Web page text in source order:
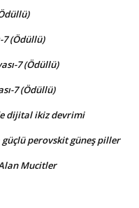
7 (Ödüllü)
7 (Ödüllü)
7 (Ödüllü)
dijital ikiz devrimi
perovskit güneş piller
Mucitler